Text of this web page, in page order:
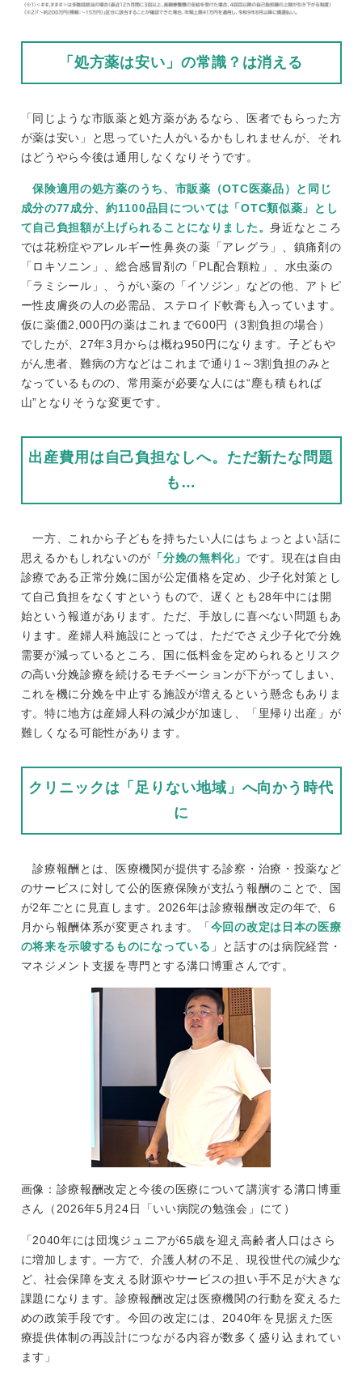
「処方薬は安い」の常識？は消える
「同じような市販薬と処方薬があるなら、医者でもらった方
が薬は安い」と思っていた人がいるかもしれませんが、それ
はどうやら今後は通用しなくなりそうです。
保険適用の処方薬のうち、市販薬（OTC医薬品）と同じ
成分の77成分、約1100品目については「OTC類似薬」とし
て自己負担額が上げられることになりました。身近なところ
では花粉症やアレルギー性鼻炎の薬「アレグラ」、鎮痛剤の
「ロキソニン」、総合感冒剤の「PL配合顆粒」、水虫薬の
「ラミシール」、うがい薬の「イソジン」などの他、アトピ
ー性皮膚炎の人の必需品、ステロイド軟膏も入っています。
仮に薬価2,000円の薬はこれまで600円（3割負担の場合）
でしたが、27年3月からは概ね950円になります。子どもや
がん患者、難病の方などはこれまで通り1～3割負担のみと
なっているものの、常用薬が必要な人には“塵も積もれば
山”となりそうな変更です。
出産費用は自己負担なしへ。ただ新たな問題
も…
一方、これから子どもを持ちたい人にはちょっとよい話に
思えるかもしれないのが 「分娩の無料化」 です。現在は自由
診療である正常分娩に国が公定価格を定め、少子化対策とし
て自己負担をなくすというもので、遅くとも28年中には開
始という報道があります。ただ、手放しに喜べない問題もあ
ります。産婦人科施設にとっては、ただでさえ少子化で分娩
需要が減っているところ、国に低料金を定められるとリスク
の高い分娩診療を続けるモチベーションが下がってしまい、
これを機に分娩を中止する施設が増えるという懸念もありま
す。特に地方は産婦人科の減少が加速し、「里帰り出産」が
難しくなる可能性があります。
クリニックは「足りない地域」へ向かう時代
に
診療報酬とは、医療機関が提供する診察・治療・投薬など
のサービスに対して公的医療保険が支払う報酬のことで、国
が2年ごとに見直します。2026年は診療報酬改定の年で、6
月から報酬体系が変更されます。「今回の改定は日本の医療
の将来を示唆するものになっている 」と話すのは病院経営・
マネジメント支援を専門とする溝口博重さんです。
画像：診療報酬改定と今後の医療について講演する溝口博重
さん（2026年5月24日「いい病院の勉強会」にて）
「2040年には団塊ジュニアが65歳を迎え高齢者人口はさら
に増加します。一方で、介護人材の不足、現役世代の減少な
ど、社会保障を支える財源やサービスの担い手不足が大きな
課題になります。診療報酬改定は医療機関の行動を変えるた
めの政策手段です。今回の改定には、2040年を見据えた医
療提供体制の再設計につながる内容が数多く盛り込まれてい
ます」